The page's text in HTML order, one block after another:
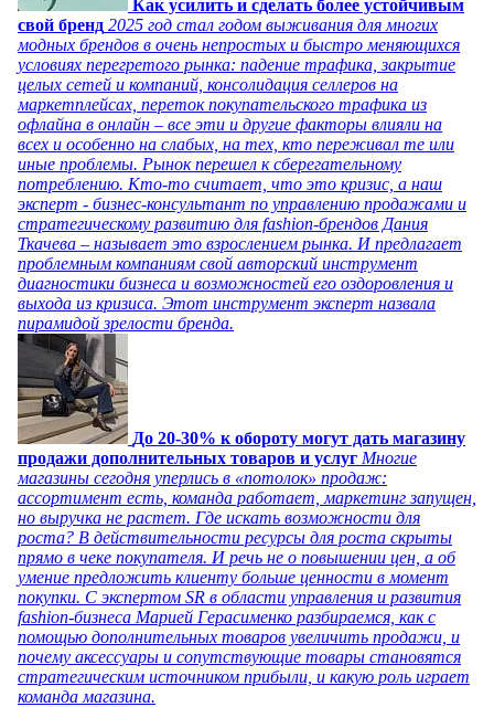
Как усилить и сделать более устойчивым
свой бренд 2025 год стал годом выживания для многих
модных брендов в очень непростых и быстро меняющихся
условиях перегретого рынка: падение трафика, закрытие
целых сетей и компаний, консолидация селлеров на
маркетплейсах, переток покупательского трафика из
офлайна в онлайн – все эти и другие факторы влияли на
всех и особенно на слабых, на тех, кто переживал те или
иные проблемы. Рынок перешел к сберегательному
потреблению. Кто-то считает, что это кризис, а наш
эксперт - бизнес-консультант по управлению продажами и
стратегическому развитию для fashion-брендов Дания
Ткачева – называет это взрослением рынка. И предлагает
проблемным компаниям свой авторский инструмент
диагностики бизнеса и возможностей его оздоровления и
выхода из кризиса. Этот инструмент эксперт назвала
пирамидой зрелости бренда.
До 20-30% к обороту могут дать магазину
продажи дополнительных товаров и услуг Многие
магазины сегодня уперлись в «потолок» продаж:
ассортимент есть, команда работает, маркетинг запущен,
но выручка не растет. Где искать возможности для
роста? В действительности ресурсы для роста скрыты
прямо в чеке покупателя. И речь не о повышении цен, а об
умение предложить клиенту больше ценности в момент
покупки. С экспертом SR в области управления и развития
fashion-бизнеса Марией Герасименко разбираемся, как с
помощью дополнительных товаров увеличить продажи, и
почему аксессуары и сопутствующие товары становятся
стратегическим источником прибыли, и какую роль играет
команда магазина.